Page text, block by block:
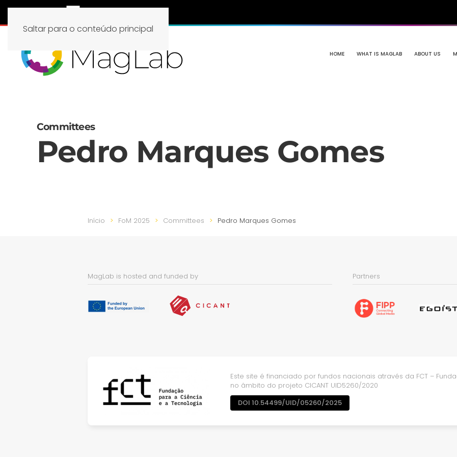
Saltar para o conteúdo principal
HOME WHAT IS MAGLAB ABOUT US
Committees
Pedro Marques Gomes
Início FoM 2025 Committees Pedro Marques Gomes
MagLab is hosted and funded by Partners
Este site é financiado por fundos nacionais através da FCT –
no âmbito do projeto CICANT UID5260/2020
DOI 10.54499/UID/05260/2025